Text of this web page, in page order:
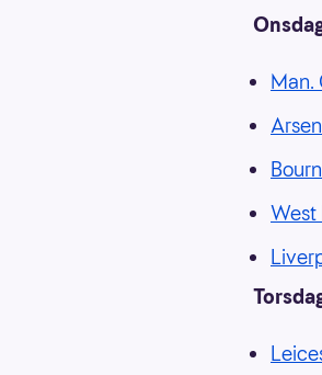
Man.
West